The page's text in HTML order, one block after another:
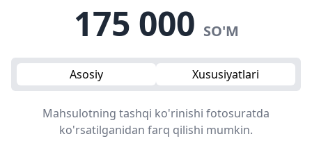
175 000 SO'M
Asosiy Xususiyatlari
Mahsulotning tashqi ko'rinishi fotosuratda
ko'rsatilganidan farq qilishi mumkin.